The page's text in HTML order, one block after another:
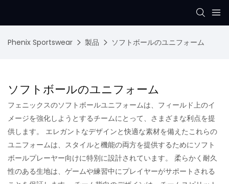
Phenix Sportswear 製品 ソフトボールのユニフォーム
ソフトボールのユニフォーム
フェニックスのソフトボールユニフォームは、フィールド上のイ
メージを強化しようとするチームにとって、さまざまな利点を提
供します。 エレガントなデザインと快適な素材を備えたこれらの
ユニフォームは、スタイルと機能の両方を提供するためにソフト
ボールプレーヤー向けに特別に設計されています。 柔らかく耐久
性のある生地は、ゲームや練習中にプレイヤーがサポートされる